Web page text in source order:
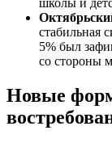
стабильная
5% был
со стороны
Новые